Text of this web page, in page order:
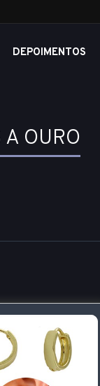
DEPOIMENTOS
OURO